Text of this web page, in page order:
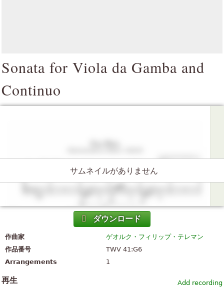
Sonata for Viola da Gamba and
Continuo
サムネイルがありません
ダウンロード
作曲家
ゲオルク・フィリップ・テレマン
作品番号
TWV 41:G6
Arrangements
1
Add recording
再生